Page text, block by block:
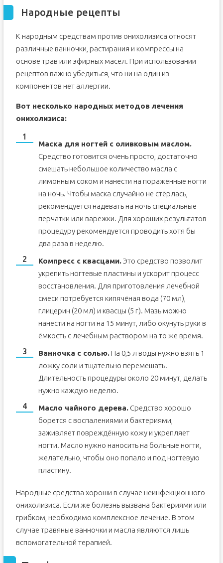
Народные рецепты
К народным средствам против онихолизиса относят
различные ванночки, растирания и компрессы на
основе трав или эфирных масел. При использовании
рецептов важно убедиться, что ни на один из
компонентов нет аллергии.
Вот несколько народных методов лечения
онихолизиса:
Маска для ногтей с оливковым маслом.
Средство готовится очень просто, достаточно
смешать небольшое количество масла с
лимонным соком и нанести на поражённые ногти
на ночь. Чтобы маска случайно не стёрлась,
рекомендуется надевать на ночь специальные
перчатки или варежки. Для хороших результатов
процедуру рекомендуется проводить хотя бы
два раза в неделю.
Компресс с квасцами.Это средство позволит
укрепить ногтевые пластины и ускорит процесс
восстановления. Для приготовления лечебной
смеси потребуется кипячёная вода (70 мл),
глицерин (20 мл) и квасцы (5 г). Мазь можно
нанести на ногти на 15 минут, либо окунуть руки в
ёмкость с лечебным раствором на то же время.
Ванночка с солью.На 0,5 л воды нужно взять 1
ложку соли и тщательно перемешать.
Длительность процедуры около 20 минут, делать
нужно каждую неделю.
Масло чайного дерева.Средство хорошо
борется с воспалениями и бактериями,
заживляет повреждённую кожу и укрепляет
ногти. Масло нужно наносить на больные ногти,
желательно, чтобы оно попало и под ногтевую
пластину.
Народные средства хороши в случае неинфекционного
онихолизиса. Если же болезнь вызвана бактериями или
грибком, необходимо комплексное лечение. В этом
случае травяные ванночки и масла являются лишь
вспомогательной терапией.